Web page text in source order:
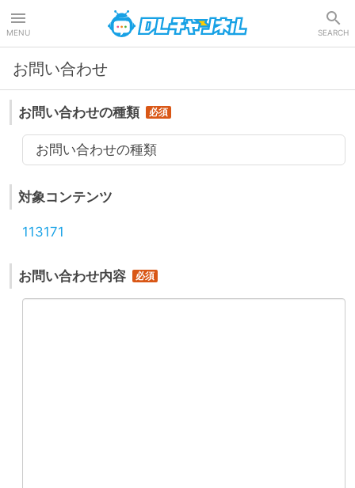
MENU SEARCH
お問い合わせ
お問い合わせの種類
お問い合わせの種類
対象コンテンツ
113171
お問い合わせ内容